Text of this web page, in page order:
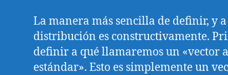
La manera más sencilla de definir, y
distribución es constructivamente.
definir a qué llamaremos un «vector
estándar». Esto es simplemente un